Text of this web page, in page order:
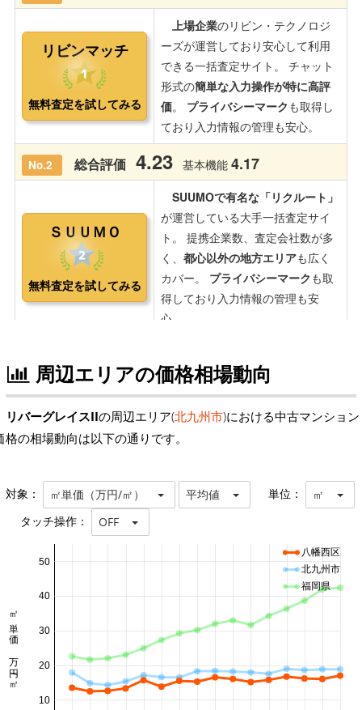
周辺エリアの価格相場動向
リバーグレイスIIの周辺エリア(北九州市)における中古マンション
格の相場動向は以下の通りです。
対象： ㎡単価（万円/㎡） 平均値 単位： ㎡
タッチ操作： OFF
10
20
30
40
50
㎡単価 万円/㎡
八幡西区
北九州市
福岡県